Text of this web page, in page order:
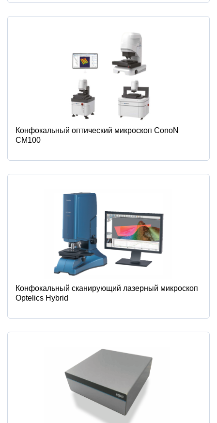
Конфокальный оптический микроскоп ConoN
CM100
Конфокальный сканирующий лазерный микроскоп
Optelics Hybrid